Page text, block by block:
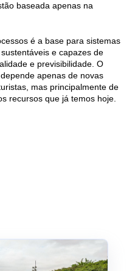
baseada apenas na
é a base para sistemas
e capazes de
e previsibilidade. O
apenas de novas
mas principalmente de
recursos que já temos hoje.